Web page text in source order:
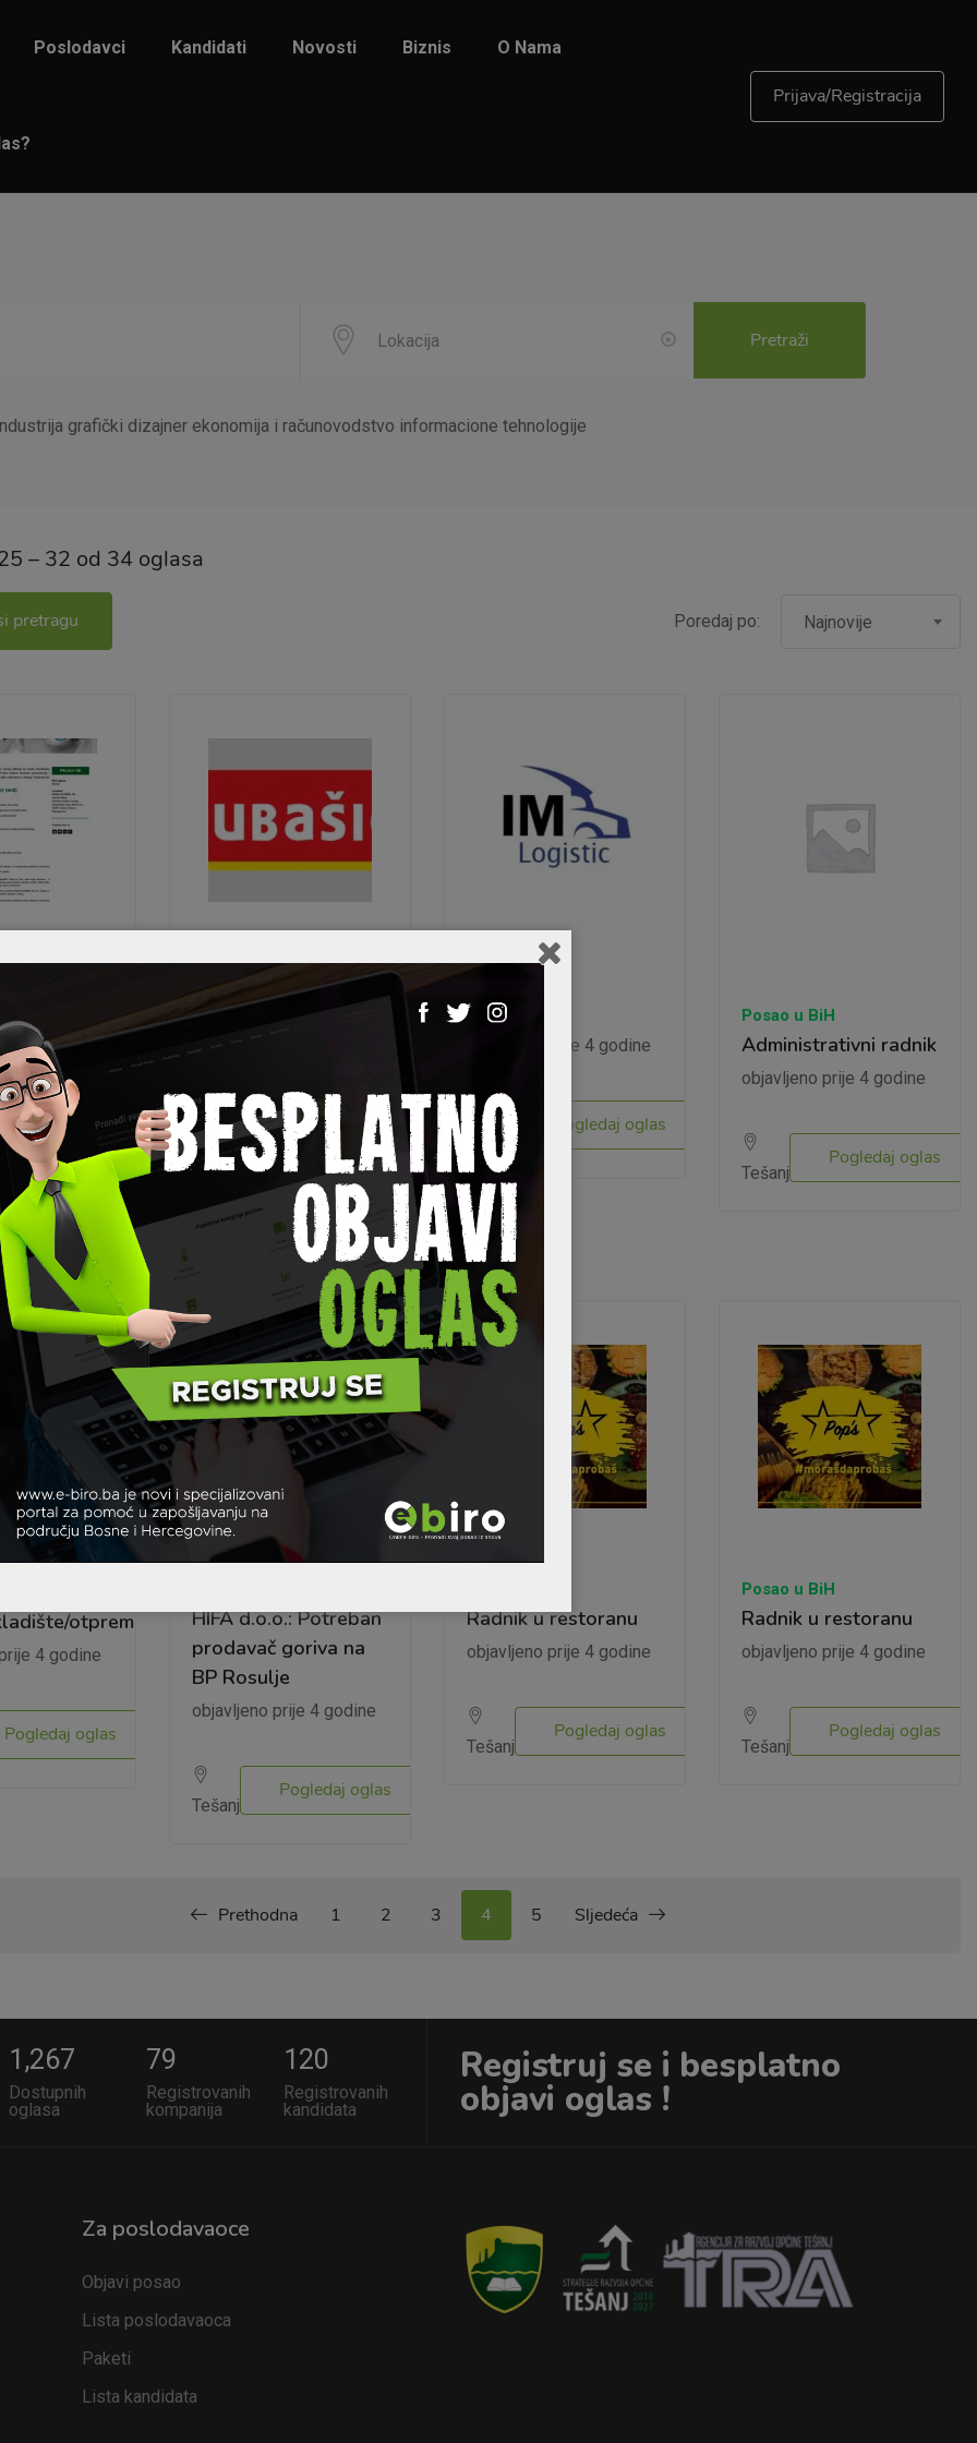
Poslodavci Kandidati Novosti Biznis O Nama
Prijava/Registracija
Pretraži
grafički dizajner ekonomija i računovodstvo informacione tehnologije
– 32 od 34 oglasa
pretragu Poredaj po: Najnovije
strugar
4 godine
Pogledaj oglas
Posao u BiH
Subašić d.o.o.:
Potreban
pekarskih proizvoda
objavljeno prije 4 godine
Tešanj
Pogledaj oglas
Vozač
objavljeno prije 4 godine
Tešanj
Pogledaj oglas
Posao u BiH
Administrativni radnik
objavljeno prije 4 godine
Tešanj
Pogledaj oglas
otprema)
4 godine
Pogledaj oglas
HIFA d.o.o.: Potreban
prodavač goriva na
BP Rosulje
objavljeno prije 4 godine
Tešanj
Pogledaj oglas
Radnik u restoranu
objavljeno prije 4 godine
Tešanj
Pogledaj oglas
Posao u BiH
Radnik u restoranu
objavljeno prije 4 godine
Tešanj
Pogledaj oglas
Prethodna 1 2 3 4 5 Sljedeća
1,267
Dostupnih
oglasa
79
Registrovanih
kompanija
120
Registrovanih
kandidata
Registruj se i besplatno
objavi oglas !
Za poslodavaoce
Objavi posao
Lista poslodavaoca
Paketi
Lista kandidata